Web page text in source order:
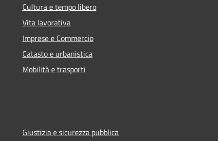
Cultura e tempo libero
Vita lavorativa
Imprese e Commercio
Catasto e urbanistica
Mobilità e trasporti
Giustizia e sicurezza pubblica